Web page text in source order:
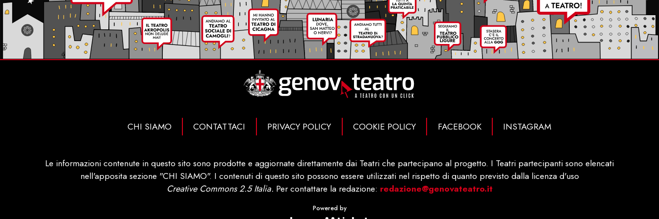
CHI SIAMO CONTATTACI PRIVACY POLICY COOKIE POLICY FACEBOOK INSTAGRAM
Le informazioni contenute in questo sito sono prodotte e aggiornate direttamente dai Teatri che partecipano al progetto. I Teatri partecipanti sono elencati
nell'apposita sezione "CHI SIAMO". I contenuti di questo sito possono essere utilizzati nel rispetto di quanto previsto dalla licenza d'uso
Creative Commons 2.5 Italia. Per contattare la redazione: redazione@genovateatro.it
Powered by